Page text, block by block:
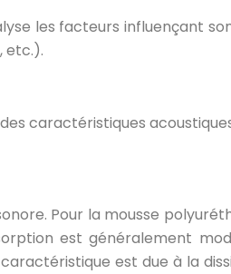
les facteurs influençant
etc.).
caractéristiques
Pour la mousse
est généralement
est due à la